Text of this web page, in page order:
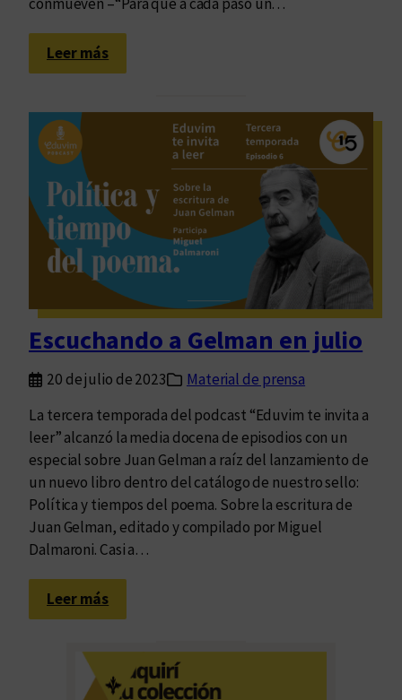
Leer más:
E
r
n
o
c
a
m
i
n
n
t
e
d
e
l
a
s
l
e
s
Escuchando a Gelman en julio
20 de julio de 2023
Material de prensa
La tercera temporada del podcast “Eduvim te invita a
leer” alcanzó la media docena de episodios con un
especial sobre Juan Gelman a raíz del lanzamiento de
un nuevo libro dentro del catálogo de nuestro sello:
Política y tiempos del poema. Sobre la escritura de
Juan Gelman, editado y compilado por Miguel
Dalmaroni. Casi a…
Leer más:
E
u